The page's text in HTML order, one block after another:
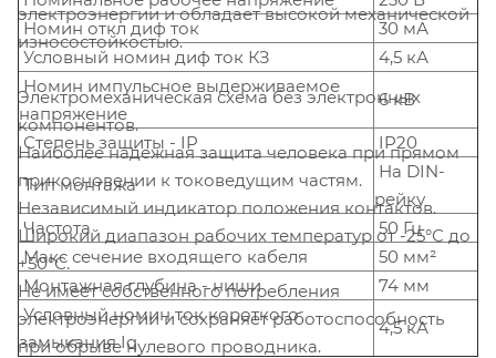
электроэнергии и обладает высокой механической
износостойкостью.
Электромеханическая схема без электронных
компонентов.
Наиболее надежная защита человека при прямом
прикосновении к токоведущим частям.
Независимый индикатор положения контактов.
Широкий диапазон рабочих температур от -25°С до
+50°С.
Не имеет собственного потребления
электроэнергии и сохраняет работоспособность
при обрыве нулевого проводника.
Номин откл диф ток
30 мА
Условный номин диф ток КЗ
4,5 кА
Номин импульсное выдерживаемое
напряжение
6 кВ
Степень защиты - IP
IP20
Тип монтажа
На DIN-
рейку
Частота
50 Гц
Макс сечение входящего кабеля
50 мм²
Монтажная глубина - ниши
74 мм
Условный номин ток короткого
замыкания Iq
4,5 кА